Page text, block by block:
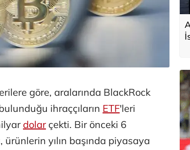
göre, aralarında BlackRock
ihraççıların ETF'leri
dolarçekti. Bir önceki 6
yılın başında piyasaya